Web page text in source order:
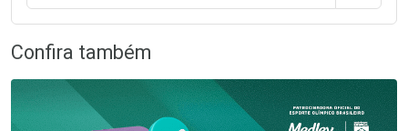
Confira também